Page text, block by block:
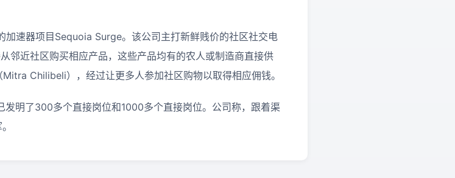
加速器项目 Sequoia Surge。该公司主打新鲜贱价的社区社交电
邻近社区购买相应产品，这些产品均有的农人或制造商直接供
Mitra Chilibeli），经过让更多人参加社区购物以取得相应佣钱。
发明了300多个直接岗位和1000多个直接岗位。公司称，跟着渠